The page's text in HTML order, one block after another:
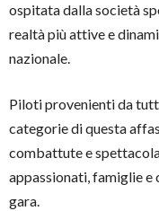
ospitata dalla società
realtà più attive e
nazionale.
Piloti provenienti da
categorie di questa
combattute e
appassionati, famiglie
gara.